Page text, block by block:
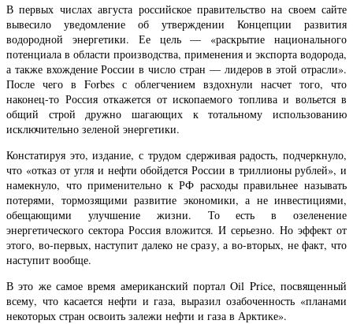
В первых числах августа российское правительство на своем сайте
вывесило уведомление об утверждении Концепции развития
водородной энергетики. Ее цель — «раскрытие национального
потенциала в области производства, применения и экспорта водорода,
а также вхождение России в число стран — лидеров в этой отрасли».
После чего в Forbes с облегчением вздохнули насчет того, что
наконец-то Россия откажется от ископаемого топлива и вольется в
общий строй дружно шагающих к тотальному использованию
исключительно зеленой энергетики.
Констатируя это, издание, с трудом сдерживая радость, подчеркнуло,
что «отказ от угля и нефти обойдется России в триллионы рублей», и
намекнуло, что применительно к РФ расходы правильнее называть
потерями, тормозящими развитие экономики, а не инвестициями,
обещающими улучшение жизни. То есть в озеленение
энергетического сектора Россия вложится. И серьезно. Но эффект от
этого, во-первых, наступит далеко не сразу, а во-вторых, не факт, что
наступит вообще.
В это же самое время американский портал Oil Price, посвященный
всему, что касается нефти и газа, выразил озабоченность «планами
некоторых стран освоить залежи нефти и газа в Арктике».